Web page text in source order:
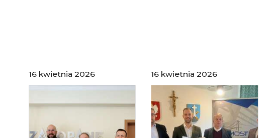
16 kwietnia 2026 16 kwietnia 2026